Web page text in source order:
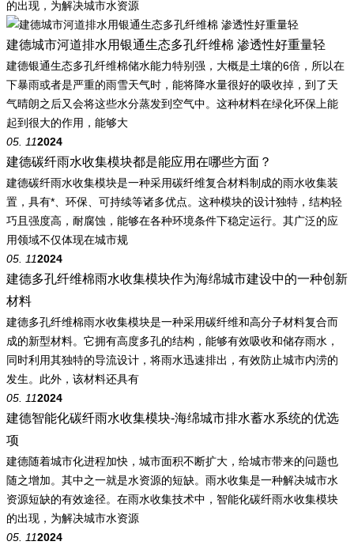
的出现，为解决城市水资源
建德城市河道排水用银通生态多孔纤维棉 渗透性好重量轻
建德银通生态多孔纤维棉储水能力特别强，大概是土壤的6倍，所以在
下暴雨或者是严重的雨雪天气时，能将降水量很好的吸收掉，到了天
气晴朗之后又会将这些水分蒸发到空气中。这种材料在绿化环保上能
起到很大的作用，能够大
05. 112024
建德碳纤雨水收集模块都是能应用在哪些方面？
建德碳纤雨水收集模块是一种采用碳纤维复合材料制成的雨水收集装
置，具有*、环保、可持续等诸多优点。这种模块的设计独特，结构轻
巧且强度高，耐腐蚀，能够在各种环境条件下稳定运行。其广泛的应
用领域不仅体现在城市规
05. 112024
建德多孔纤维棉雨水收集模块作为海绵城市建设中的一种创新
材料
建德多孔纤维棉雨水收集模块是一种采用碳纤维和高分子材料复合而
成的新型材料。它拥有高度多孔的结构，能够有效吸收和储存雨水，
同时利用其独特的导流设计，将雨水迅速排出，有效防止城市内涝的
发生。此外，该材料还具有
05. 112024
建德智能化碳纤雨水收集模块-海绵城市排水蓄水系统的优选
项
建德随着城市化进程加快，城市面积不断扩大，给城市带来的问题也
随之增加。其中之一就是水资源的短缺。雨水收集是一种解决城市水
资源短缺的有效途径。在雨水收集技术中，智能化碳纤雨水收集模块
的出现，为解决城市水资源
05. 112024